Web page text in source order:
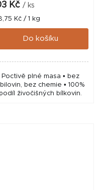
Kč / ks
Kč / 1 kg
Do košíku
Poctivě plné masa • bez
bez chemie • 100%
živočišných bílkovin.